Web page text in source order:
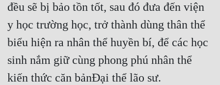
đều sẽ bị bảo tồn tốt, sau đó đưa đến viện
y học trường học, trở thành dùng thân thể
biểu hiện ra nhân thể huyền bí, để các học
sinh nắm giữ cùng phong phú nhân thể
kiến thức căn bảnĐại thể lão sư.